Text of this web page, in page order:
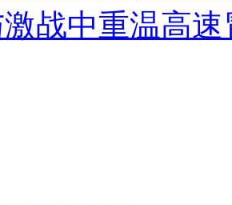
战中重温高